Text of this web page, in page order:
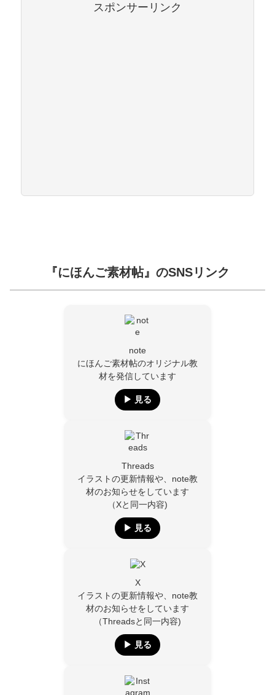
スポンサーリンク
『にほんご素材帖』のSNSリンク
note
にほんご素材帖のオリジナル教
材を発信しています
▶︎ 見る
Threads
イラストの更新情報や、note教
材のお知らせをしています
（Xと同一内容)
▶︎ 見る
X
イラストの更新情報や、note教
材のお知らせをしています
（Threadsと同一内容)
▶︎ 見る